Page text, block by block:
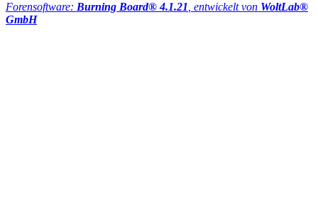
Forensoftware: Burning Board® 4.1.21 , entwickelt von WoltLab®
GmbH